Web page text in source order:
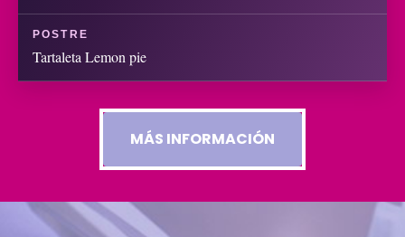
POSTRE
Tartaleta Lemon pie
MÁS INFORMACIÓN